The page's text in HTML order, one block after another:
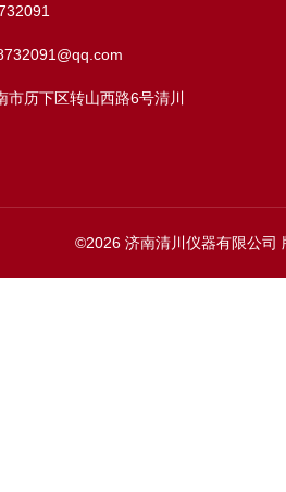
市历下区转山西路6号清川
©2026 济南清川仪器有限公